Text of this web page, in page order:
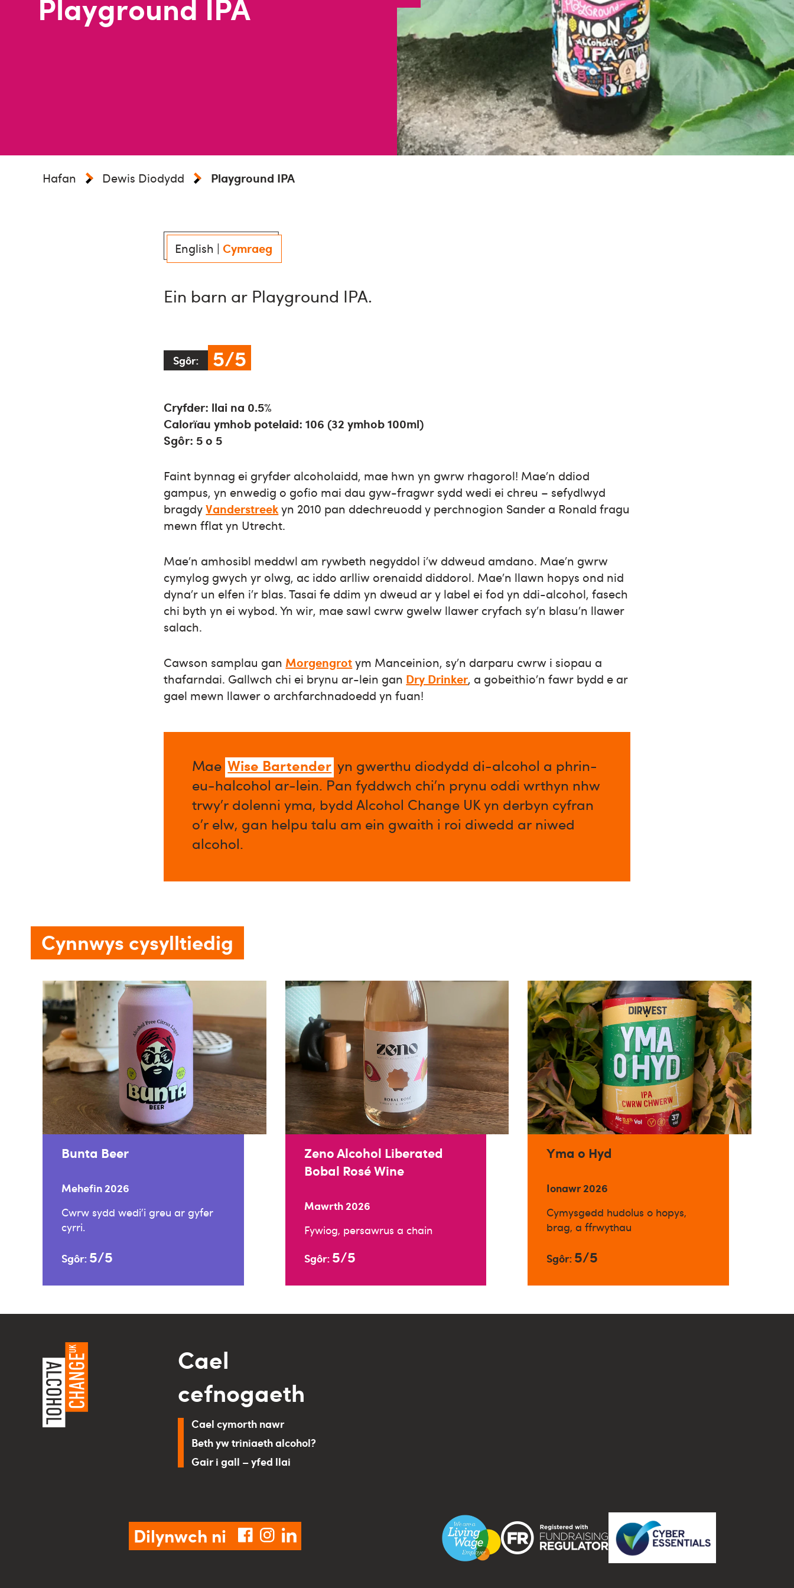
Hafan Dewis Diodydd Playground IPA
English |Cymraeg
Ein barn ar Playground IPA.
Sgôr: 5/5
Cryfder: llai na 0.5%
Calorïau ymhob potelaid: 106 (32 ymhob 100ml)
Sgôr: 5 o 5
Faint bynnag ei gryfder alcoholaidd, mae hwn yn gwrw rhagorol! Mae’n ddiod
gampus, yn enwedig o gofio mai dau gyw-fragwr sydd wedi ei chreu – sefydlwyd
bragdyVanderstreekyn 2010 pan ddechreuodd y perchnogion Sander a Ronald fragu
mewn fflat yn Utrecht.
Mae’n amhosibl meddwl am rywbeth negyddol i’w ddweud amdano. Mae’n gwrw
cymylog gwych yr olwg, ac iddo arlliw orenaidd diddorol. Mae’n llawn hopys ond nid
dyna’r un elfen i’r blas. Tasai fe ddim yn dweud ar y label ei fod yn ddi-alcohol, fasech
chi byth yn ei wybod. Yn wir, mae sawl cwrw gwelw llawer cryfach sy’n blasu’n llawer
salach.
Cawson samplau gan Morgengrotym Manceinion, sy’n darparu cwrw i siopau a
thafarndai. Gallwch chi ei brynu ar-lein gan Dry Drinker, a gobeithio’n fawr bydd e ar
gael mewn llawer o archfarchnadoedd yn fuan!
Mae Wise Bartender yn gwerthu diodydd di-alcohol a phrin-
eu-halcohol ar-lein. Pan fyddwch chi’n prynu oddi wrthyn nhw
trwy’r dolenni yma, bydd Alcohol Change UK yn derbyn cyfran
o’r elw, gan helpu talu am ein gwaith i roi diwedd ar niwed
alcohol.​
Cynnwys cysylltiedig
Bunta Beer
Mehefin 2026
Cwrw sydd wedi’i greu ar gyfer
cyrri.
Sgôr: 5/5
Zeno Alcohol Liberated
Bobal Rosé Wine
Mawrth 2026
Fywiog, persawrus a chain
Sgôr: 5/5
Yma o Hyd
Ionawr 2026
Cymysgedd hudolus o hopys,
brag, a ffrwythau
Sgôr: 5/5
Cael
cefnogaeth
Cael cymorth nawr
Beth yw triniaeth alcohol?
Gair i gall – yfed llai
Dilynwch ni facebook
instagram
linkedin